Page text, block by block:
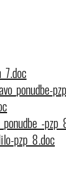
pzp_8.doc